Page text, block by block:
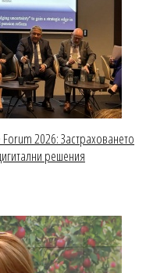
2026: Застраховането
решения